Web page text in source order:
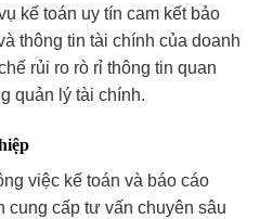
kế toán uy tín cam kết bảo
thông tin tài chính của doanh
rủi ro rò rỉ thông tin quan
quản lý tài chính.
việc kế toán và báo cáo
cung cấp tư vấn chuyên sâu